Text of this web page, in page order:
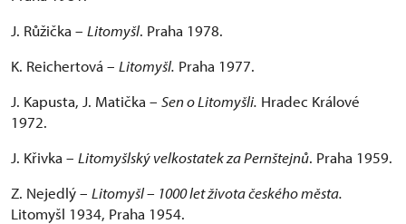
J. Růžička – Litomyšl. Praha 1978.
K. Reichertová – Litomyšl. Praha 1977.
J. Kapusta, J. Matička – Sen o Litomyšli. Hradec Králové
1972.
J. Křivka – Litomyšlský velkostatek za Pernštejnů. Praha 1959.
Z. Nejedlý – Litomyšl – 1000 let života českého města.
Litomyšl 1934, Praha 1954.